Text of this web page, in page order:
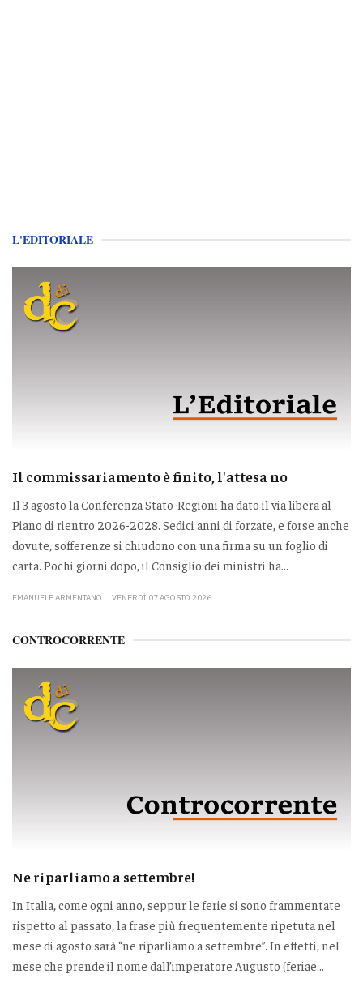
L'EDITORIALE
Il commissariamento è finito, l'attesa no
Il 3 agosto la Conferenza Stato-Regioni ha dato il via libera al
Piano di rientro 2026-2028. Sedici anni di forzate, e forse anche
dovute, sofferenze si chiudono con una firma su un foglio di
carta. Pochi giorni dopo, il Consiglio dei ministri ha...
EMANUELE ARMENTANO VENERDÌ 07 AGOSTO 2026
CONTROCORRENTE
Ne riparliamo a settembre!
In Italia, come ogni anno, seppur le ferie si sono frammentate
rispetto al passato, la frase più frequentemente ripetuta nel
mese di agosto sarà “ne riparliamo a settembre”. In effetti, nel
mese che prende il nome dall’imperatore Augusto (feriae...